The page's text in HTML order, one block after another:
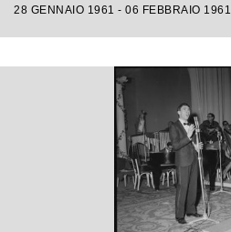
28 GENNAIO 1961 - 06 FEBBRAIO 1961